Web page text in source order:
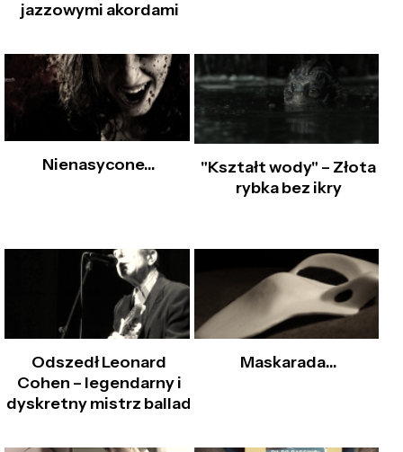
jazzowymi akordami
Nienasycone…
"Kształt wody" – Złota
rybka bez ikry
Odszedł Leonard
Cohen – legendarny i
dyskretny mistrz ballad
Maskarada…